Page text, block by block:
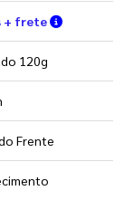
+ frete Verifique
120g
Frente